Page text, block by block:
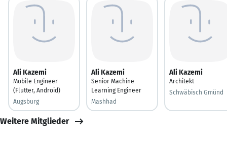
Ali Kazemi
Mobile Engineer
(Flutter, Android)
Augsburg
Ali Kazemi
Senior Machine
Learning Engineer
Mashhad
Ali Kazemi
Architekt
Schwäbisch Gmünd
Weitere Mitglieder